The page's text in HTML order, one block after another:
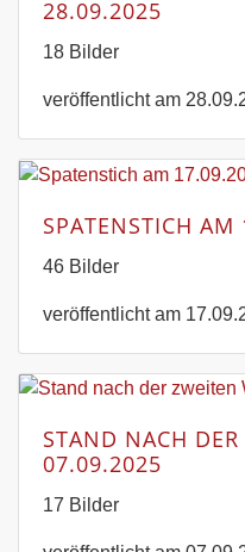
28.09.2025
18 Bilder
veröffentlicht am
SPATENSTICH
46 Bilder
veröffentlicht am
STAND NACH
07.09.2025
17 Bilder